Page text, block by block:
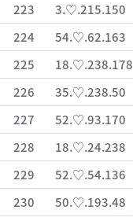
223
3.♡.215.150
224
54.♡.62.163
225
18.♡.238.178
226
35.♡.238.50
227
52.♡.93.170
228
18.♡.24.238
229
52.♡.54.136
230
50.♡.193.48